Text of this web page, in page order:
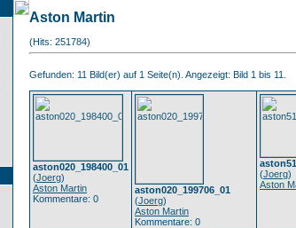
Aston Martin
(Hits: 251784)
Gefunden: 11 Bild(er) auf 1 Seite(n). Angezeigt: Bild 1 bis 11.
aston020_198400_01
(Joerg)
Aston Martin
Kommentare: 0
aston020_199706_01
(Joerg)
Aston Martin
Kommentare: 0
(Joerg)
Aston